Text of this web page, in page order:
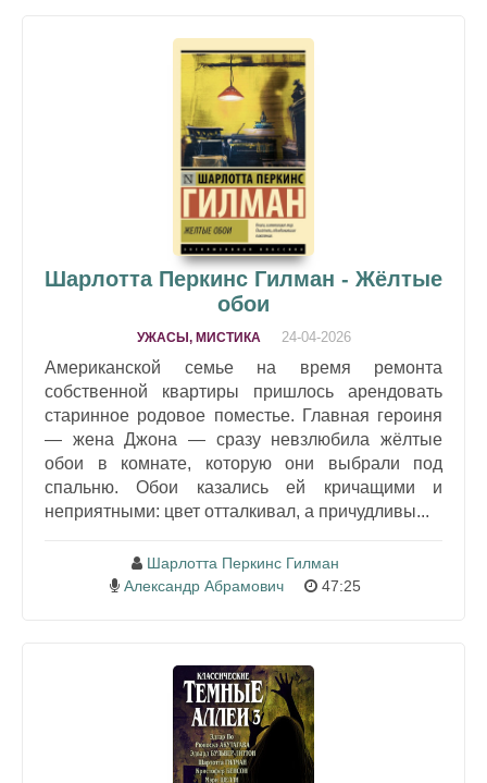
Шарлотта Перкинс Гилман - Жёлтые
обои
УЖАСЫ, МИСТИКА 24-04-2026
Американской семье на время ремонта
собственной квартиры пришлось арендовать
старинное родовое поместье. Главная героиня
— жена Джона — сразу невзлюбила жёлтые
обои в комнате, которую они выбрали под
спальню. Обои казались ей кричащими и
неприятными: цвет отталкивал, а причудливы...
Шарлотта Перкинс Гилман
Александр Абрамович
47:25